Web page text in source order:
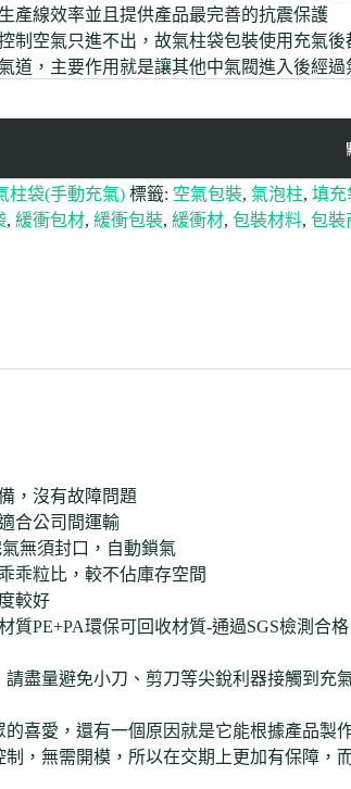
產線效率並且提供產品最完善的抗震保護
制空氣只進不出，故氣柱袋包裝使用充氣後
道，主要作用就是讓其他中氣閥進入後經
柱袋(手動充氣) 標籤: 空氣包裝, 氣泡柱, 填充
, 緩衝包材, 緩衝包裝, 緩衝材, 包裝材料, 包裝
，沒有故障問題
合公司間運輸
無須封口，自動鎖氣
乖粒比，較不佔庫存空間
較好
質PE+PA環保可回收材質-通過SGS檢測合格
請盡量避免小刀、剪刀等尖銳利器接觸到充
喜愛，還有一個原因就是它能根據產品
，無需開模，所以在交期上更加有保障